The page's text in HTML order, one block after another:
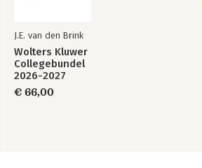
J.E. van den Brink
Wolters Kluwer
Collegebundel
2026-2027
€ 66,00